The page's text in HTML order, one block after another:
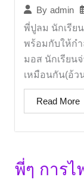
By admin
พี่ปูลม นักเรีย
พร้อมกับให้กำ
มอส นักเรียน
เหมือนกัน(อ้ว
Read More
พี่ๆ การ